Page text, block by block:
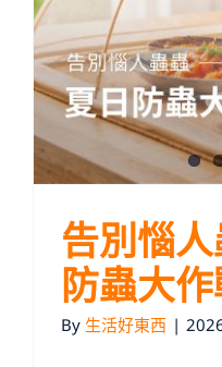
告別惱
防蟲大
By 生活好東西 |